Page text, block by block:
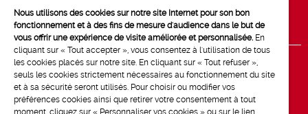
Mentions légales
Nous utilisons des cookies sur notre site Internet pour son bon
fonctionnement et à des fins de mesure d'audience dans le but de
vous offrir une expérience de visite améliorée et personnalisée. En
cliquant sur « Tout accepter », vous consentez à l'utilisation de tous
les cookies placés sur notre site. En cliquant sur « Tout refuser »,
seuls les cookies strictement nécessaires au fonctionnement du site
et à sa sécurité seront utilisés. Pour choisir ou modifier vos
préférences cookies ainsi que retirer votre consentement à tout
moment, cliquez sur « Personnaliser vos cookies » ou sur le lien